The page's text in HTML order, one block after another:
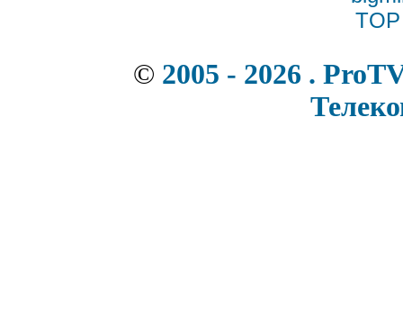
© 2005 - 2026 .